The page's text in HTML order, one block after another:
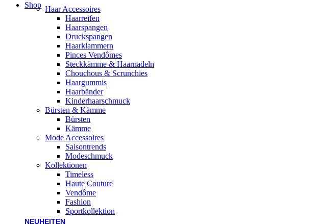
Shop Haar Accessoires
Haarreifen
Haarspangen
Druckspangen
Haarklammern
Pinces Vendômes
Steckkämme & Haarnadeln
Chouchous & Scrunchies
Haargummis
Haarbänder
Kinderhaarschmuck
Bürsten & Kämme
Bürsten
Kämme
Mode Accessoires
Saisontrends
Modeschmuck
Kollektionen
Timeless
Haute Couture
Vendôme
Fashion
Sportkollektion
NEUHEITEN